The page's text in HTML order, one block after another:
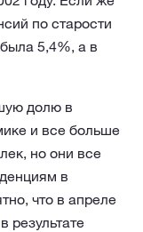
по старости
5,4%, а в
долю в
и все больше
но они все
в
что в апреле
результате